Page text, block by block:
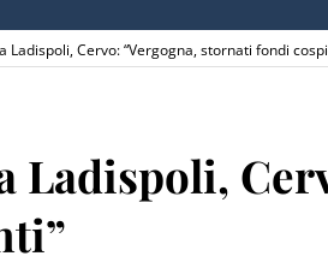
Ladispoli, Cervo: “Vergogna, stornati fondi
Ladispoli,